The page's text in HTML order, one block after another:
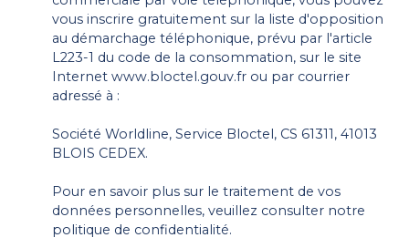
vous inscrire gratuitement sur la liste d'opposition
au démarchage téléphonique, prévu par l'article
L223-1 du code de la consommation, sur le site
Internet www.bloctel.gouv.fr ou par courrier
adressé à :
Société Worldline, Service Bloctel, CS 61311, 41013
BLOIS CEDEX.
Pour en savoir plus sur le traitement de vos
données personnelles, veuillez consulter notre
politique de confidentialité.